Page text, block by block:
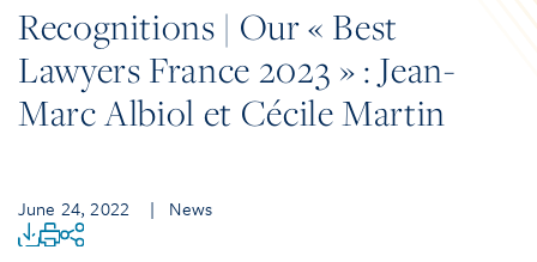
Recognitions | Our « Best
Lawyers France 2023 » : Jean-
Marc Albiol et Cécile Martin
June 24, 2022 | News